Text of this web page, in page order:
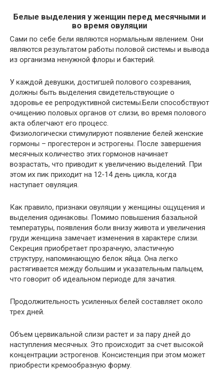
Белые выделения у женщин перед месячными и
во время овуляции
Сами по себе бели являются нормальным явлением. Они
являются результатом работы половой системы и вывода
из организма ненужной флоры и бактерий.
У каждой девушки, достигшей полового созревания,
должны быть выделения свидетельствующие о
здоровье ее репродуктивной системы.Бели способствуют
очищению половых органов от слизи, во время полового
акта облегчают его процесс.
Физиологически стимулируют появление белей женские
гормоны – прогестерон и эстрогены. После завершения
месячных количество этих гормонов начинает
возрастать, что приводит к увеличению выделений. При
этом их пик приходит на 12-14 день цикла, когда
наступает овуляция.
Как правило, признаки овуляции у женщины ощущения и
выделения одинаковы. Помимо повышения базальной
температуры, появления боли внизу живота и увеличения
груди женщина замечает изменения в характере слизи.
Секреция приобретает прозрачную, эластичную
структуру, напоминающую белок яйца. Она легко
растягивается между большим и указательным пальцем,
что говорит об идеальном периоде для зачатия.
Продолжительность усиленных белей составляет около
трех дней.
Объем цервикальной слизи растет и за пару дней до
наступления месячных. Это происходит за счет высокой
концентрации эстрогенов. Консистенция при этом может
приобрести кремообразную форму.